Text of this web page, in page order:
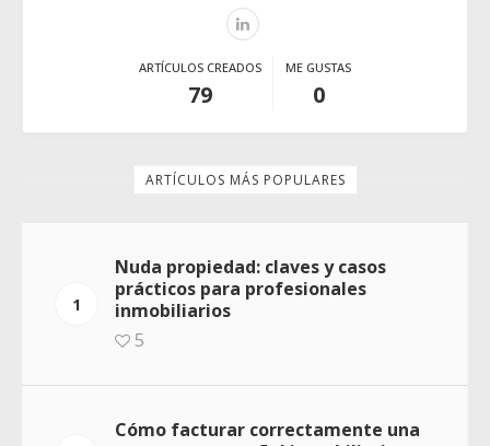
ARTÍCULOS CREADOS
79
ME GUSTAS
0
ARTÍCULOS MÁS POPULARES
1
Nuda propiedad: claves y casos
prácticos para profesionales
inmobiliarios
5
Cómo facturar correctamente una